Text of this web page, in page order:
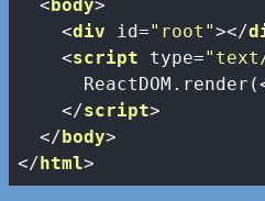
<body>
<div id="root"></
<script type=
      ReactDOM.render(
</script>
</body>
</html>